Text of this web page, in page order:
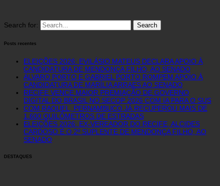
Search for:
Posts recentes
ELEIÇÕES 2026: EVILÁSIO MATEUS DECLARA APOIO À
CANDIDATURA DE MENDONÇA FILHO, AO SENADO
ÁLVARO PORTO E GABRIEL PORTO ROMPEM APOIO À
CANDIDATURA DE MARÍLIA ARRAES AO SENADO
RECIFE VENCE MAIOR PREMIAÇÃO DE GOVERNO
DIGITAL DO BRASIL NO SECOP 2026 COM IA PARA O SUS
COM RAQUEL, PERNAMBUCO JÁ RECUPEROU MAIS DE
1.600 QUILÔMETROS DE ESTRADAS
ELEIÇÕES 2026: EX-VEREADOR DO RECIFE, ALCIDES
CARDOSO É O 2º SUPLENTE DE MENDONÇA FILHO, AO
SENADO
DESTAQUES